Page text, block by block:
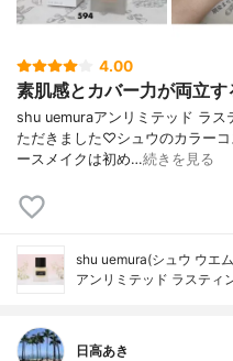
4.00
素肌感とカバー力が両立す
shu uemuraアンリミテッド ラ
ただきました♡シュウのカラー
ースメイクは初め…続きを見る
shu uemura(シュウ ウエ
アンリミテッド ラスティ
日高あき